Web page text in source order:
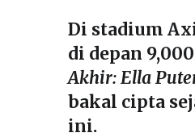
Di stadium
di depan 9,000
Akhir: Ella
bakal cipta
ini.